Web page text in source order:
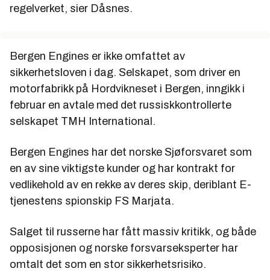
regelverket, sier Dåsnes.
Bergen Engines er ikke omfattet av
sikkerhetsloven i dag. Selskapet, som driver en
motorfabrikk på Hordvikneset i Bergen, inngikk i
februar en avtale med det russiskkontrollerte
selskapet TMH International.
Bergen Engines har det norske Sjøforsvaret som
en av sine viktigste kunder og har kontrakt for
vedlikehold av en rekke av deres skip, deriblant E-
tjenestens spionskip FS Marjata.
Salget til russerne har fått massiv kritikk, og både
opposisjonen og norske forsvarseksperter har
omtalt det som en stor sikkerhetsrisiko.